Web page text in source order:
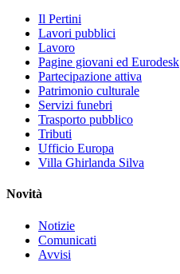
Il Pertini
Lavori pubblici
Lavoro
Pagine giovani ed Eurodesk
Partecipazione attiva
Patrimonio culturale
Servizi funebri
Trasporto pubblico
Tributi
Ufficio Europa
Villa Ghirlanda Silva
Novità
Notizie
Comunicati
Avvisi